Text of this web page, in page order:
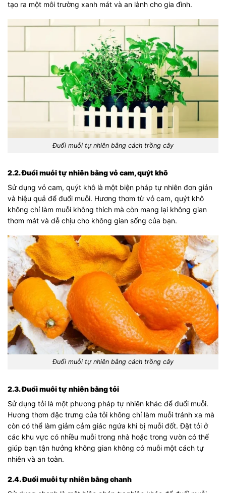
tạo ra một môi trường xanh mát và an lành cho gia đình.
Đuổi muỗi tự nhiên bằng cách trồng cây
2.2. Đuổi muỗi tự nhiên bằng vỏ cam, quýt khô
Sử dụng vỏ cam, quýt khô là một biện pháp tự nhiên đơn giản
và hiệu quả để đuổi muỗi. Hương thơm từ vỏ cam, quýt khô
không chỉ làm muỗi không thích mà còn mang lại không gian
thơm mát và dễ chịu cho không gian sống của bạn.
Đuổi muỗi tự nhiên bằng cách trồng cây
2.3. Đuổi muỗi tự nhiên bằng tỏi
Sử dụng tỏi là một phương pháp tự nhiên khác để đuổi muỗi.
Hương thơm đặc trưng của tỏi không chỉ làm muỗi tránh xa mà
còn có thể làm giảm cảm giác ngứa khi bị muỗi đốt. Đặt tỏi ở
các khu vực có nhiều muỗi trong nhà hoặc trong vườn có thể
giúp bạn tận hưởng không gian không có muỗi một cách tự
nhiên và an toàn.
2.4. Đuổi muỗi tự nhiên bằng chanh